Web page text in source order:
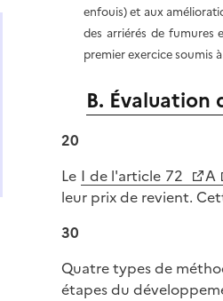
enfouis) et aux
des arriérés de fumures
premier exercice soumis
B. Évaluation
20
Le I de l'article 72 A
leur prix de revient.
30
Quatre types de
étapes du